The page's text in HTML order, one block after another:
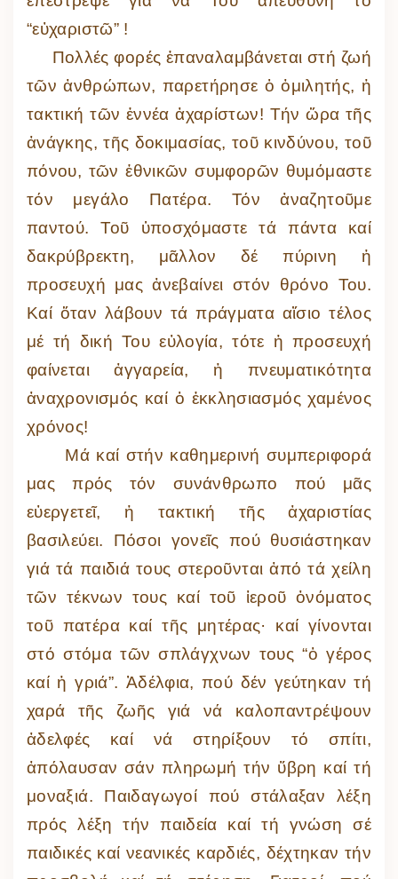
“εὐχαριστῶ” !
Πολλές φορές ἐπαναλαμβάνεται στή ζωή
τῶν ἀνθρώπων, παρετήρησε ὁ ὀμιλητής, ἡ
τακτική τῶν ἐννέα ἀχαρίστων! Τήν ὥρα τῆς
ἀνάγκης, τῆς δοκιμασίας, τοῦ κινδύνου, τοῦ
πόνου, τῶν ἐθνικῶν συμφορῶν θυμόμαστε
τόν μεγάλο Πατέρα. Τόν ἀναζητοῦμε
παντού. Τοῦ ὑποσχόμαστε τά πάντα καί
δακρύβρεκτη, μᾶλλον δέ πύρινη ἡ
προσευχή μας ἀνεβαίνει στόν θρόνο Του.
Καί ὅταν λάβουν τά πράγματα αἴσιο τέλος
μέ τή δική Του εὐλογία, τότε ἡ προσευχή
φαίνεται ἀγγαρεία, ἡ πνευματικότητα
ἀναχρονισμός καί ὁ ἐκκλησιασμός χαμένος
χρόνος!
Μά καί στήν καθημερινή συμπεριφορά
μας πρός τόν συνάνθρωπο πού μᾶς
εὐεργετεῖ, ἡ τακτική τῆς ἀχαριστίας
βασιλεύει. Πόσοι γονεῖς πού θυσιάστηκαν
γιά τά παιδιά τους στεροῦνται ἀπό τά χείλη
τῶν τέκνων τους καί τοῦ ἱεροῦ ὀνόματος
τοῦ πατέρα καί τῆς μητέρας· καί γίνονται
στό στόμα τῶν σπλάγχνων τους “ὁ γέρος
καί ἡ γριά”. Ἀδέλφια, πού δέν γεύτηκαν τή
χαρά τῆς ζωῆς γιά νά καλοπαντρέψουν
ἀδελφές καί νά στηρίξουν τό σπίτι,
ἀπόλαυσαν σάν πληρωμή τήν ὕβρη καί τή
μοναξιά. Παιδαγωγοί πού στάλαξαν λέξη
πρός λέξη τήν παιδεία καί τή γνώση σέ
παιδικές καί νεανικές καρδιές, δέχτηκαν τήν